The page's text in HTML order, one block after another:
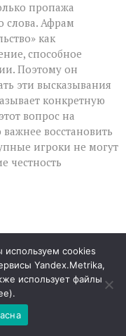
пропажа
слова. Афрам
как
способное
Поэтому он
эти высказывания
конкретную
вопрос на
восстановить
игроки не могут
честность
работа, в
но и личные
— шпион времён
вдохновила образ
Николас Кейдж.
ставит под угрозу
используем cookies
Yandex.Metrika,
использует файлы
).